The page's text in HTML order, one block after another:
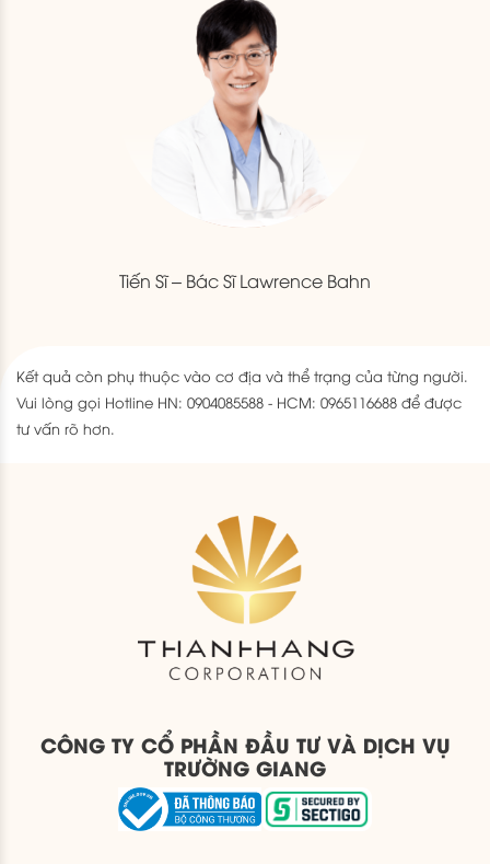
Tiến Sĩ – Bác Sĩ Lawrence Bahn
Kết quả còn phụ thuộc vào cơ địa và thể trạng của từng người.
Vui lòng gọi Hotline HN: 0904085588 - HCM: 0965116688 để được
tư vấn rõ hơn.
CÔNG TY CỔ PHẦN ĐẦU TƯ VÀ DỊCH VỤ
TRƯỜNG GIANG